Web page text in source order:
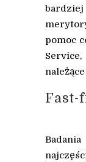
pomoc
Fast-